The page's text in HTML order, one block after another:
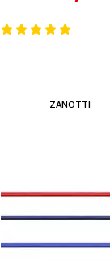
ZANOTTI